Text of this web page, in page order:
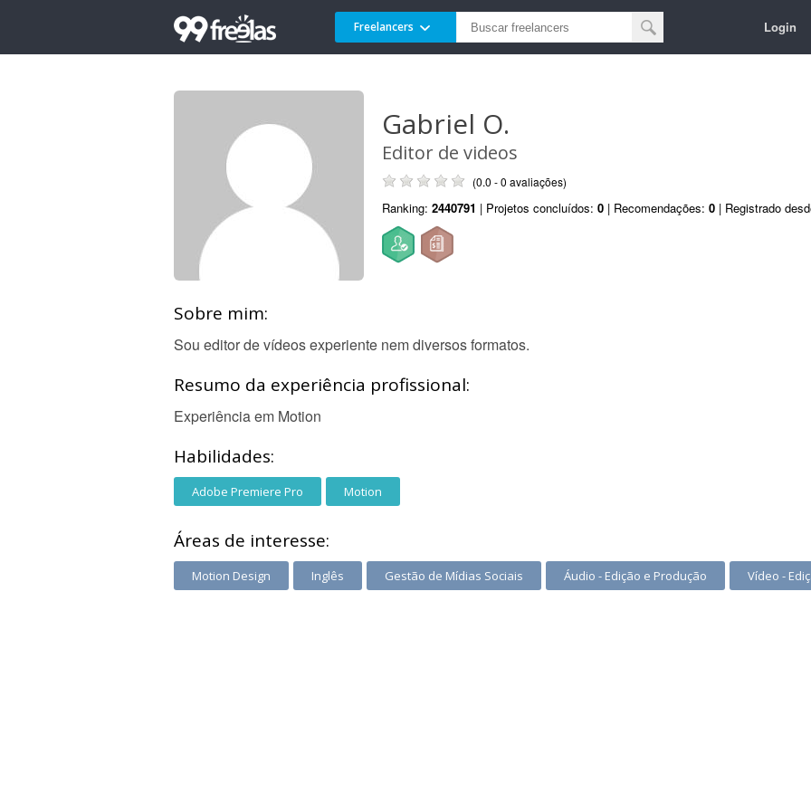
Freelancers Login
Gabriel O.
Editor de videos
(0.0 - 0 avaliações)
Ranking: 2440791 | Projetos concluídos: 0 | Recomendações: 0 | Registrado
Sobre mim:
Sou editor de vídeos experiente nem diversos formatos.
Resumo da experiência profissional:
Experiência em Motion
Habilidades:
Adobe Premiere Pro Motion
Áreas de interesse:
Motion Design Inglês Gestão de Mídias Sociais Áudio - Edição e Produção Vídeo -